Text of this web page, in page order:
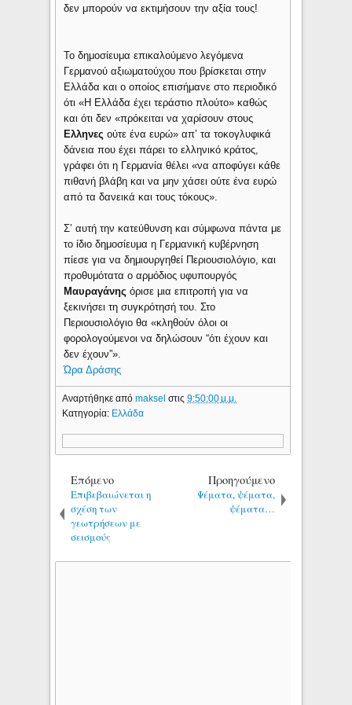
δεν μπορούν να εκτιμήσουν την αξία τους!
Το δημοσίευμα επικαλούμενο λεγόμενα
Γερμανού αξιωματούχου που βρίσκεται στην
Ελλάδα και ο οποίος επισήμανε στο περιοδικό
ότι «Η Ελλάδα έχει τεράστιο πλούτο» καθώς
και ότι δεν «πρόκειται να χαρίσουν στους
Ελληνες ούτε ένα ευρώ» απ’ τα τοκογλυφικά
δάνεια που έχει πάρει το ελληνικό κράτος,
γράφει ότι η Γερμανία θέλει «να αποφύγει κάθε
πιθανή βλάβη και να μην χάσει ούτε ένα ευρώ
από τα δανεικά και τους τόκους».
Σ’ αυτή την κατεύθυνση και σύμφωνα πάντα με
το ίδιο δημοσίευμα η Γερμανική κυβέρνηση
πίεσε για να δημιουργηθεί Περιουσιολόγιο, και
προθυμότατα ο αρμόδιος υφυπουργός
Μαυραγάνης όρισε μια επιτροπή για να
ξεκινήσει τη συγκρότησή του. Στο
Περιουσιολόγιο θα «κληθούν όλοι οι
φορολογούμενοι να δηλώσουν “ότι έχουν και
δεν έχουν”».
Ώρα Δράσης
Αναρτήθηκε απόmakselστις9:50:00 μ.μ.
Κατηγορία: Ελλάδα
Επόμενο
Επιβεβαιώνεται η
σχέση των
γεωτρήσεων με
σεισμούς
Προηγούμενο
Ψέματα, ψέματα,
ψέματα…